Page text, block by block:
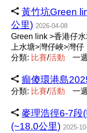
黃竹坑Green
公里) 2026-04-08
Green link >香港仔
上水塘>灣仔峽>灣仔
分類: 比賽/活動 一
癲傻環港島
分類: 比賽/活動 一
麥理浩徑6-7段
(~18.0公里) 2025-